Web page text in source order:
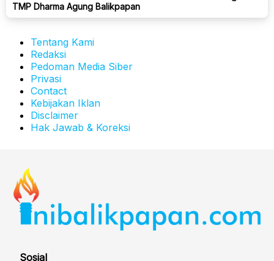
TMP Dharma Agung Balikpapan
Tentang Kami
Redaksi
Pedoman Media Siber
Privasi
Contact
Kebijakan Iklan
Disclaimer
Hak Jawab & Koreksi
Sosial